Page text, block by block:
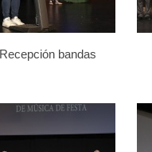
Recepción bandas